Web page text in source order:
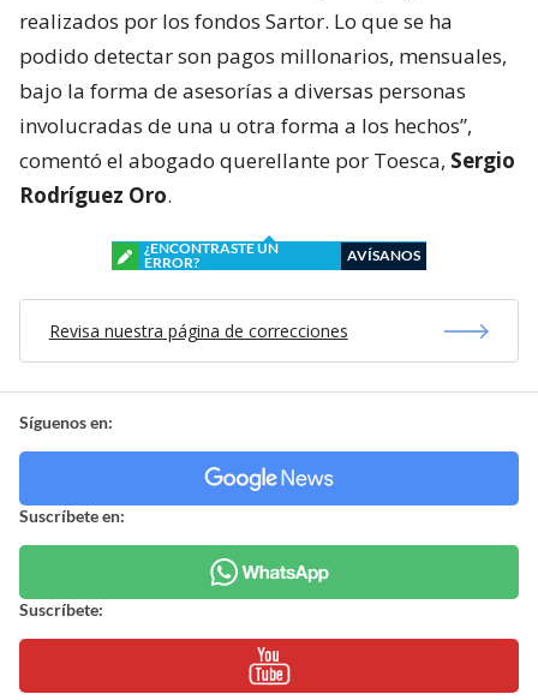
realizados por los fondos Sartor. Lo que se ha
podido detectar son pagos millonarios, mensuales,
bajo la forma de asesorías a diversas personas
involucradas de una u otra forma a los hechos”,
comentó el abogado querellante por Toesca, Sergio
Rodríguez Oro.
¿ENCONTRASTE UN
ERROR?
AVÍSANOS
Revisa nuestra página de correcciones
Síguenos en:
Suscríbete en:
Suscríbete: